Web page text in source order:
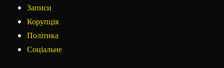
Записи
Корупція
Політика
Соціальне